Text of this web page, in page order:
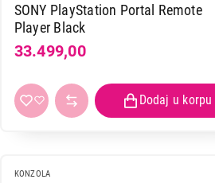
SONY PlayStation Portal Remote
Player Black
33.499,00
KONZOLA